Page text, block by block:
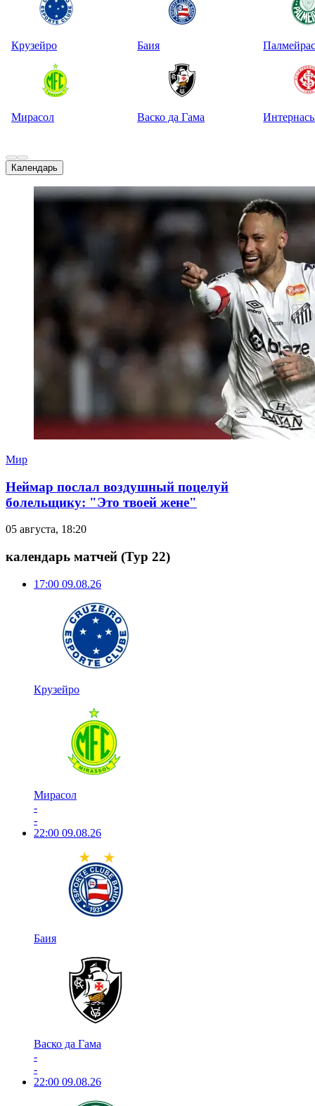
Крузейро
Мирасол
Баия
Васко да Гама
Календарь
Мир
Неймар послал воздушный поцелуй
болельщику: "Это твоей жене"
05 августа, 18:20
календарь матчей (Тур 22)
17:00 09.08.26
Крузейро
Мирасол
-
-
22:00 09.08.26
Баия
Васко да Гама
-
-
22:00 09.08.26